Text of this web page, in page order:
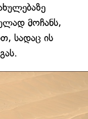
მოჩანს,
სადაც ის